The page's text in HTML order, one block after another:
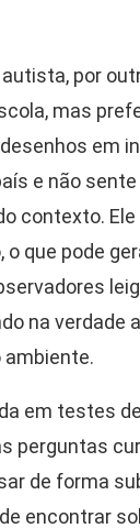
por
mas
em
e não
contexto.
que pode
na verdade
em testes
perguntas
de forma
encontrar